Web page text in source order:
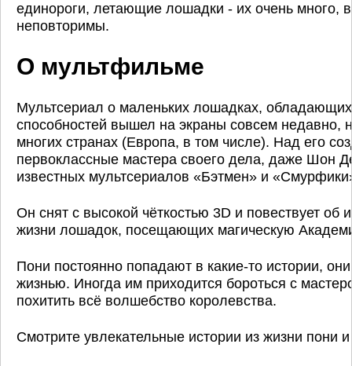
единороги, летающие лошадки - их очень много,
неповторимы.
О мультфильме
Мультсериал о маленьких лошадках,
способностей вышел на экраны совсем недавно,
многих странах (Европа, в том числе). Над его
первоклассные мастера своего дела, даже Шон
известных мультсериалов «Бэтмен» и
Он снят с высокой чёткостью 3D и повествует об
жизни лошадок, посещающих магическую
Пони постоянно попадают в какие-то истории,
жизнью. Иногда им приходится бороться с
похитить всё волшебство королевства.
Смотрите увлекательные истории из жизни пони